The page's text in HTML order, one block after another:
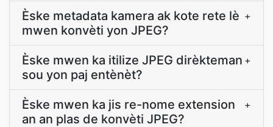
Èske metadata kamera ak kote rete lè
mwen konvèti yon JPEG?
+
Èske mwen ka itilize JPEG dirèkteman
sou yon paj entènèt?
+
Èske mwen ka jis re-nome extension
an an plas de konvèti JPEG?
+